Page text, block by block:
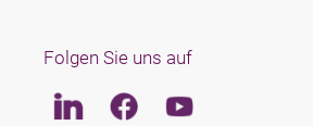
Folgen Sie uns auf
LinkedinFacebookYoutube